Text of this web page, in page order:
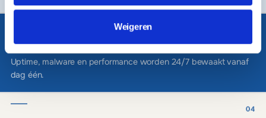
Weigeren
Monitoring inschakelen
Uptime, malware en performance worden 24/7 bewaakt vanaf
dag één.